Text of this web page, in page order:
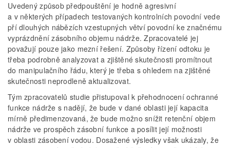
Uvedený způsob předpouštění je hodně agresivní
a v některých případech testovaných kontrolních povodní vede
pří dlouhých nábězích vzestupných větví povodní ke značnému
vyprázdnění zásobního objemu nádrže. Zpracovatelé jej
považují pouze jako mezní řešení. Způsoby řízení odtoku je
třeba podrobně analyzovat a zjištěné skutečnosti promítnout
do manipulačního řádu, který je třeba s ohledem na zjištěné
skutečnosti neprodleně aktualizovat.
Tým zpracovatelů studie přistupoval k přehodnocení ochranné
funkce nádrže s nadějí, že bude v dané oblasti její kapacita
mírně předimenzovaná, že bude možno snížit retenční objem
nádrže ve prospěch zásobní funkce a posílit její možnosti
v oblasti zásobení vodou. Dosažené výsledky však ukázaly, že